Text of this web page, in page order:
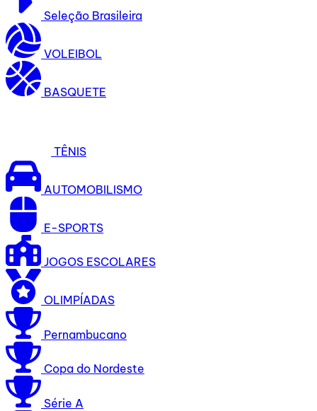
Seleção Brasileira
VOLEIBOL
BASQUETE
TÊNIS
AUTOMOBILISMO
E-SPORTS
JOGOS ESCOLARES
OLIMPÍADAS
Pernambucano
Copa do Nordeste
Série A